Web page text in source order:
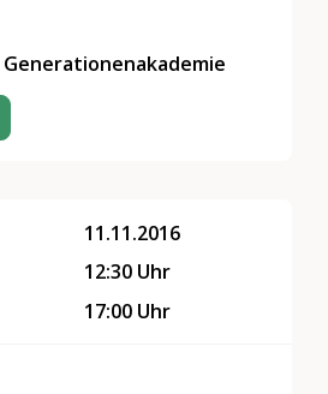
Generationenakademie
11.11.2016
12:30 Uhr
17:00 Uhr